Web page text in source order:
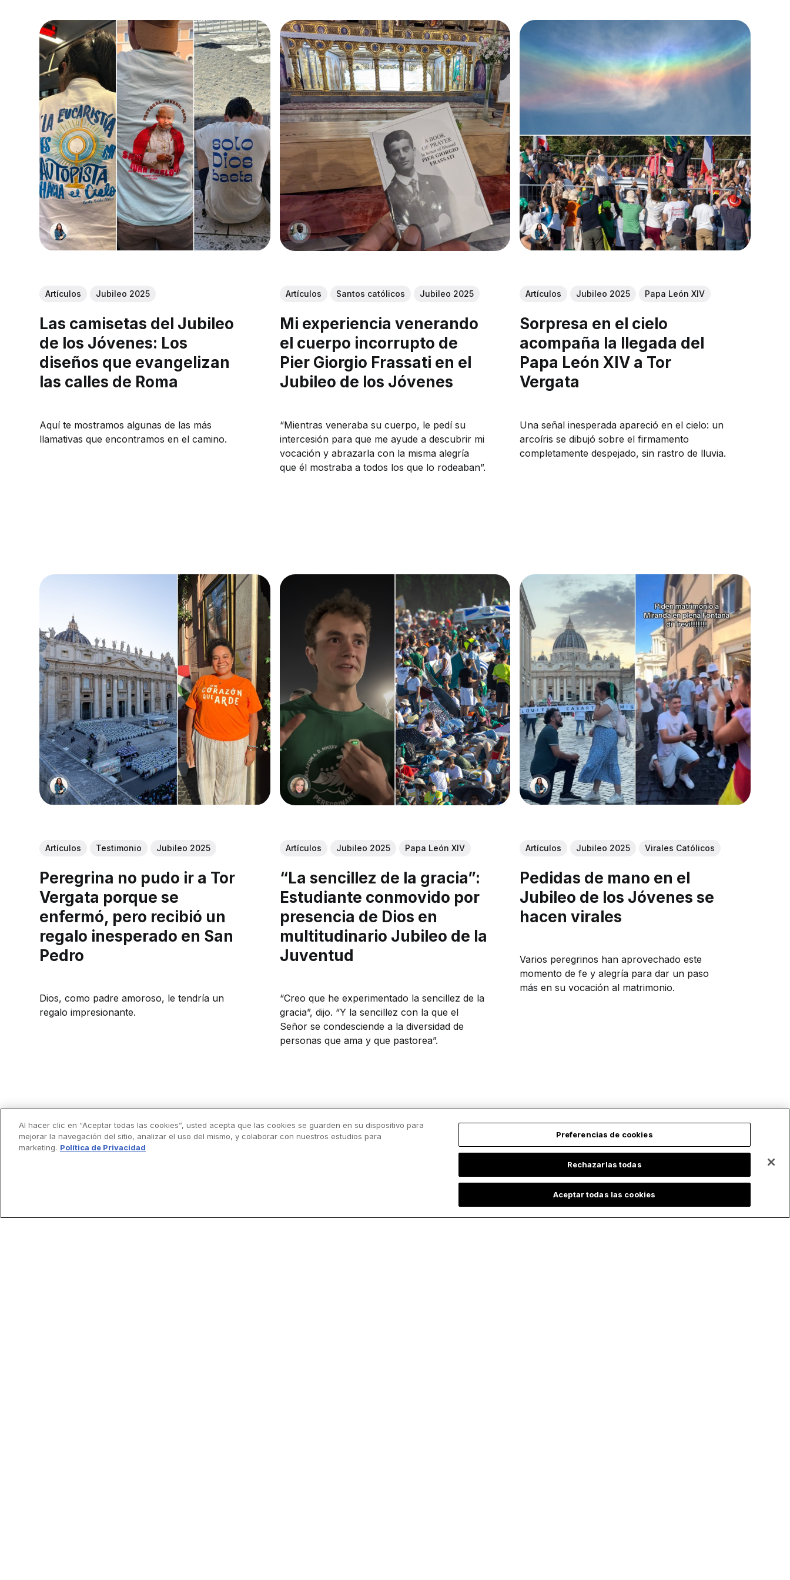
Artículos Jubileo 2025
Las camisetas del Jubileo
de los Jóvenes: Los
diseños que evangelizan
las calles de Roma
Aquí te mostramos algunas de las más
llamativas que encontramos en el camino.
Artículos Santos católicos Jubileo 2025
Mi experiencia venerando
el cuerpo incorrupto de
Pier Giorgio Frassati en el
Jubileo de los Jóvenes
“Mientras veneraba su cuerpo, le pedí su
intercesión para que me ayude a descubrir mi
vocación y abrazarla con la misma alegría
que él mostraba a todos los que lo rodeaban”.
Artículos Jubileo 2025 Papa León XIV
Sorpresa en el cielo
acompaña la llegada del
Papa León XIV a Tor
Vergata
Una señal inesperada apareció en el cielo: un
arcoíris se dibujó sobre el firmamento
completamente despejado, sin rastro de lluvia.
Artículos Testimonio Jubileo 2025
Peregrina no pudo ir a Tor
Vergata porque se
enfermó, pero recibió un
regalo inesperado en San
Pedro
Dios, como padre amoroso, le tendría un
regalo impresionante.
Artículos Jubileo 2025 Papa León XIV
“La sencillez de la gracia”:
Estudiante conmovido por
presencia de Dios en
multitudinario Jubileo de la
Juventud
“Creo que he experimentado la sencillez de la
gracia”, dijo. “Y la sencillez con la que el
Señor se condesciende a la diversidad de
personas que ama y que pastorea”.
Artículos Jubileo 2025 Virales Católicos
Pedidas de mano en el
Jubileo de los Jóvenes se
hacen virales
Varios peregrinos han aprovechado este
momento de fe y alegría para dar un paso
más en su vocación al matrimonio.
Al hacer clic en “Aceptar todas las cookies”, usted acepta que las cookies se guarden en su dispositivo para
mejorar la navegación del sitio, analizar el uso del mismo, y colaborar con nuestros estudios para
marketing. Política de Privacidad
Preferencias de cookies
Rechazarlas todas
Aceptar todas las cookies